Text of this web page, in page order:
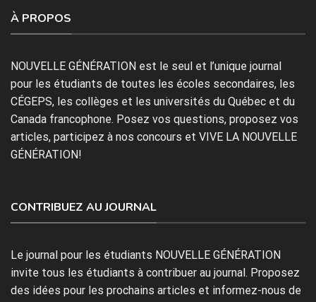
À PROPOS
NOUVELLE GÉNÉRATION est le seul et l’unique journal
pour les étudiants de toutes les écoles secondaires, les
CÉGEPS, les collèges et les universités du Québec et du
Canada francophone. Posez vos questions, proposez vos
articles, participez à nos concours et VIVE LA NOUVELLE
GÉNÉRATION!
CONTRIBUEZ AU JOURNAL
Le journal pour les étudiants NOUVELLE GÉNÉRATION
invite tous les étudiants à contribuer au journal. Proposez
des idées pour les prochains articles et informez-nous de